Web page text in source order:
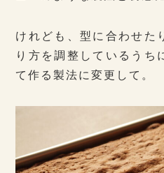
けれども、型に合わせた
り方を調整しているうち
て作る製法に変更して。